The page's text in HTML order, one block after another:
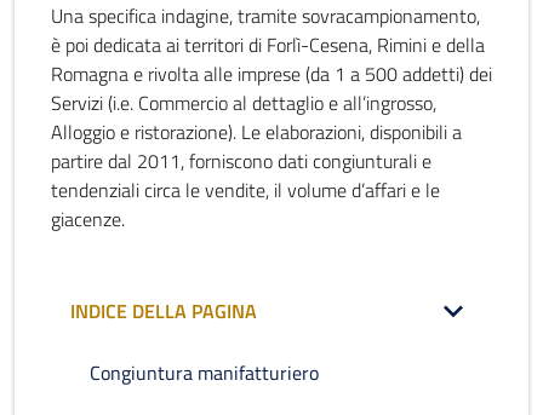
Una specifica indagine, tramite sovracampionamento,
è poi dedicata ai territori di Forlì-Cesena, Rimini e della
Romagna e rivolta alle imprese (da 1 a 500 addetti) dei
Servizi (i.e. Commercio al dettaglio e all’ingrosso,
Alloggio e ristorazione). Le elaborazioni, disponibili a
partire dal 2011, forniscono dati congiunturali e
tendenziali circa le vendite, il volume d’affari e le
giacenze.
INDICE DELLA PAGINA
Congiuntura manifatturiero